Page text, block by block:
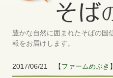
豊かな自然に囲まれたそばの国
報をお届けします。
2017/06/21 【ファームめぶき 】